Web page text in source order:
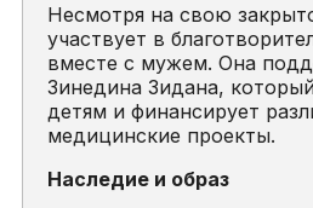
Несмотря на свою
участвует в
вместе с мужем. Она
Зинедина Зидана,
детям и финансирует
медицинские проекты.
Наследие и образ